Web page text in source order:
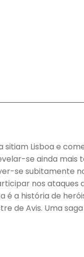
sitiam Lisboa e
se ainda mais
se subitamente
nos ataques
é a história de
de Avis. Uma